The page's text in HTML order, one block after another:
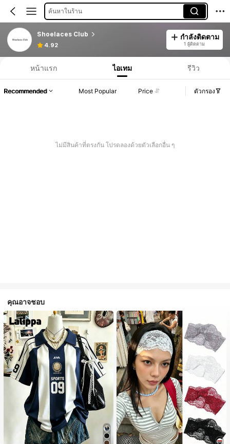
ค้นหาในร้าน
Shoelaces Club
4.92
กำลังติดตาม
1 ผู้ติดตาม
หน้าแรก ไอเทม รีวิว
Recommended Most Popular Price ตัวกรอง
ไม่มีสินค้าที่ตรงกัน โปรดลองด้วยตัวเลือกอื่น ๆ
คุณอาจชอบ